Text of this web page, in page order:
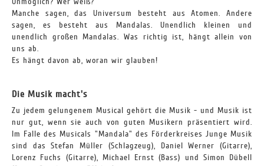
Manche sagen, das Universum besteht aus Atomen. Andere
sagen, es besteht aus Mandalas. Unendlich kleinen und
unendlich großen Mandalas. Was richtig ist, hängt allein von
uns ab.
Es hängt davon ab, woran wir glauben!
Die Musik macht's
Zu jedem gelungenem Musical gehört die Musik - und Musik ist
nur gut, wenn sie auch von guten Musikern präsentiert wird.
Im Falle des Musicals "Mandala" des Förderkreises Junge Musik
sind das Stefan Müller (Schlagzeug), Daniel Werner (Gitarre),
Lorenz Fuchs (Gitarre), Michael Ernst (Bass) und Simon Dübell